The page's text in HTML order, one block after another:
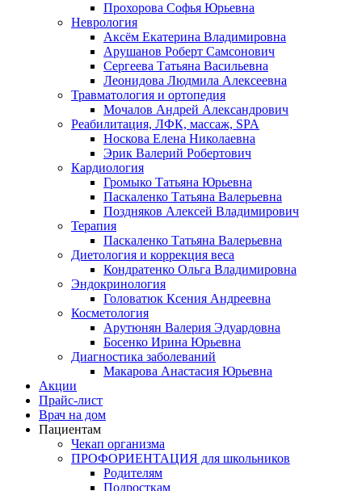
Прохорова Софья Юрьевна
Неврология
Аксём Екатерина Владимировна
Арушанов Роберт Самсонович
Сергеева Татьяна Васильевна
Леонидова Людмила Алексеевна
Травматология и ортопедия
Мочалов Андрей Александрович
Реабилитация, ЛФК, массаж, SPA
Носкова Елена Николаевна
Эрик Валерий Робертович
Кардиология
Громыко Татьяна Юрьевна
Паскаленко Татьяна Валерьевна
Поздняков Алексей Владимирович
Терапия
Паскаленко Татьяна Валерьевна
Диетология и коррекция веса
Кондратенко Ольга Владимировна
Эндокринология
Головатюк Ксения Андреевна
Косметология
Арутюнян Валерия Эдуардовна
Босенко Ирина Юрьевна
Диагностика заболеваний
Макарова Анастасия Юрьевна
Акции
Прайс-лист
Врач на дом
Пациентам
Чекап организма
ПРОФОРИЕНТАЦИЯ для школьников
Родителям
Подросткам